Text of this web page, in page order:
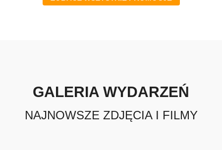
GALERIA WYDARZEŃ
NAJNOWSZE ZDJĘCIA I FILMY